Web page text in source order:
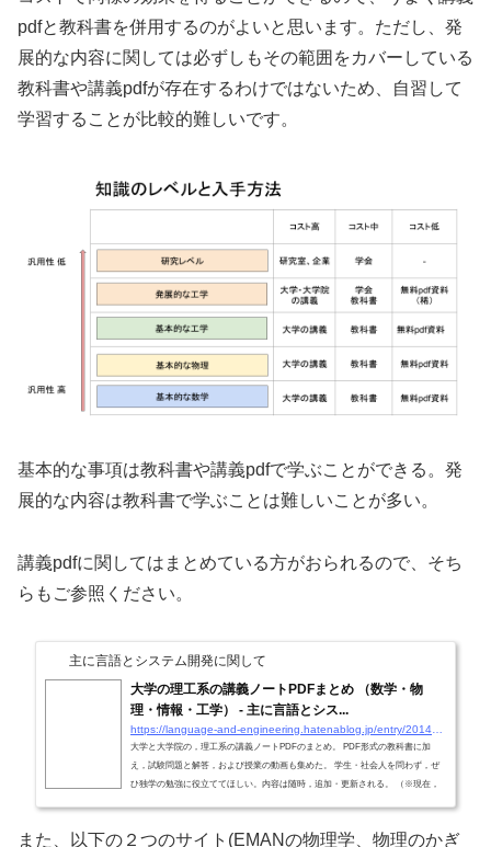
pdfと教科書を併用するのがよいと思います。ただし、発
展的な内容に関しては必ずしもその範囲をカバーしている
教科書や講義pdfが存在するわけではないため、自習して
学習することが比較的難しいです。
基本的な事項は教科書や講義pdfで学ぶことができる。発
展的な内容は教科書で学ぶことは難しいことが多い。
講義pdfに関してはまとめている方がおられるので、そち
らもご参照ください。
主に言語とシステム開発に関して
大学の理工系の講義ノートPDFまとめ （数学・物
理・情報・工学） - 主に言語とシス...
大学と大学院の，理工系の講義ノートPDFのまとめ。 PDF形式の教科書に加
え，試験問題と解答，および授業の動画も集めた。 学生・社会人を問わず，ぜ
ひ独学の勉強に役立ててほしい。内容は随時，追加・更新される。 （※現在，
題と解答のまとめはこちら。 （１）数学の講義ノート 解析学： 解析学の基礎
また、以下の２つのサイト(EMANの物理学、物理のかぎ